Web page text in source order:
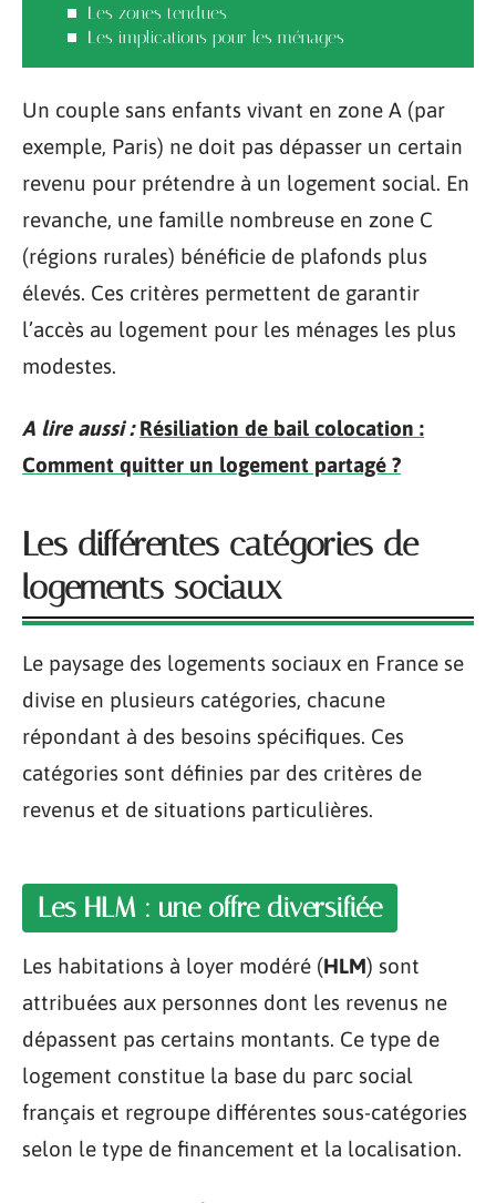
Les zones tendues
Les implications pour les ménages
Un couple sans enfants vivant en zone A (par
exemple, Paris) ne doit pas dépasser un certain
revenu pour prétendre à un logement social. En
revanche, une famille nombreuse en zone C
(régions rurales) bénéficie de plafonds plus
élevés. Ces critères permettent de garantir
l’accès au logement pour les ménages les plus
modestes.
A lire aussi : Résiliation de bail colocation :
Comment quitter un logement partagé ?
Les différentes catégories de
logements sociaux
Le paysage des logements sociaux en France se
divise en plusieurs catégories, chacune
répondant à des besoins spécifiques. Ces
catégories sont définies par des critères de
revenus et de situations particulières.
Les HLM : une offre diversifiée
Les habitations à loyer modéré (HLM) sont
attribuées aux personnes dont les revenus ne
dépassent pas certains montants. Ce type de
logement constitue la base du parc social
français et regroupe différentes sous-catégories
selon le type de financement et la localisation.